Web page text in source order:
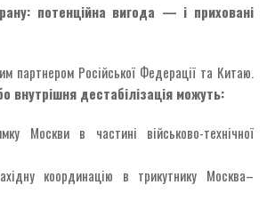
потенційна вигода — і приховані
партнером Російської Федерації та Китаю.
внутрішня дестабілізація можуть:
Москви в частині військово-технічної
координацію в трикутнику Москва–